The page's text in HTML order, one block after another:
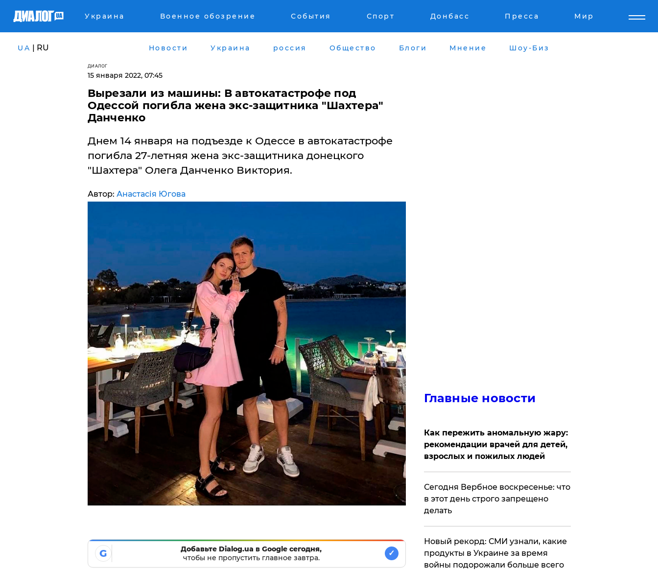
Украина Военное обозрение События Спорт Донбасс Пресса Мир
UA | RU Новости Украина россия Общество Блоги Мнение Шоу-Биз
ДИАЛОГ
15 января 2022, 07:45
Вырезали из машины: В автокатастрофе под
Одессой погибла жена экс-защитника "Шахтера"
Данченко
Днем 14 января на подъезде к Одессе в автокатастрофе
погибла 27-летняя жена экс-защитника донецкого
"Шахтера" Олега Данченко Виктория.
Автор: Анастасія Югова
G
Добавьте Dialog.ua в Google сегодня,
чтобы не пропустить главное завтра.
✓
Главные новости
Как пережить аномальную жару:
рекомендации врачей для детей,
взрослых и пожилых людей
​Сегодня Вербное воскресенье: что
в этот день строго запрещено
делать
Новый рекорд: СМИ узнали, какие
продукты в Украине за время
войны подорожали больше всего